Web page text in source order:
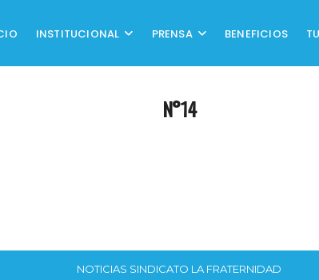
INSTITUCIONAL PRENSA BENEFICIOS
N°14
NOTICIAS SINDICATO LA FRATERNIDAD